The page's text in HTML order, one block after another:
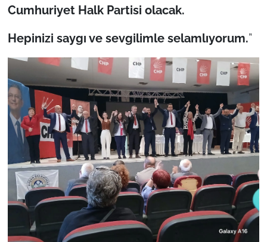
Cumhuriyet Halk Partisi olacak.
Hepinizi saygı ve sevgilimle selamlıyorum.”